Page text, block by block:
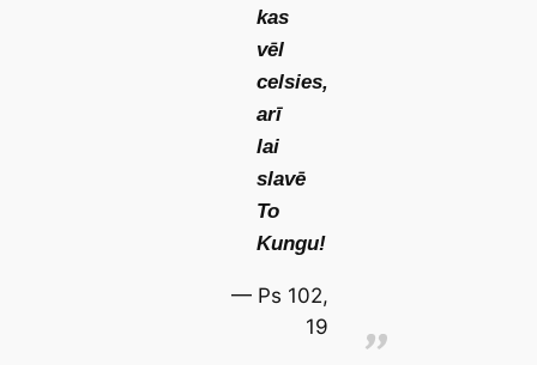
kas
vēl
celsies,
arī
lai
slavē
To
Kungu!
Ps 102,
19